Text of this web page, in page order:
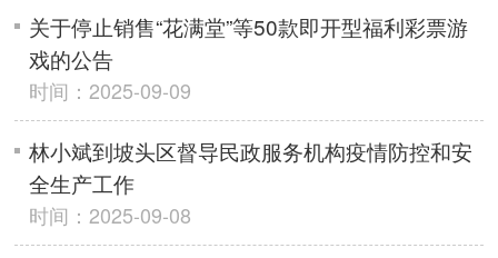
关于停止销售“花满堂”等50款即开型福利彩票游
戏的公告
时间：2025-09-09
林小斌到坡头区督导民政服务机构疫情防控和安
全生产工作
时间：2025-09-08